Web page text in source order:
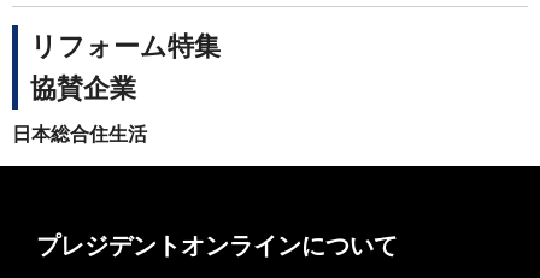
リフォーム特集
協賛企業
日本総合住生活
プレジデントオンラインについて